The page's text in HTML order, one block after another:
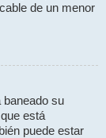
de un menor
baneado su
está
puede estar